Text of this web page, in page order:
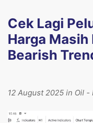
Cek Lagi
Harga
Bearish
12 August 2025 in Oil -